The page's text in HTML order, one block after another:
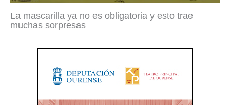
La mascarilla ya no es obligatoria y esto trae
muchas sorpresas